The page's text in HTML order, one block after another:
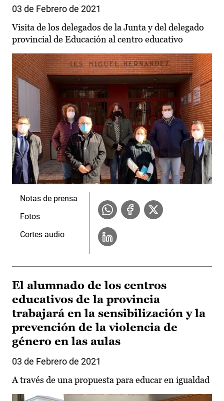
03 de Febrero de 2021
Visita de los delegados de la Junta y del delegado
provincial de Educación al centro educativo
Notas de prensa
Fotos
Cortes audio
El alumnado de los centros
educativos de la provincia
trabajará en la sensibilización y la
prevención de la violencia de
género en las aulas
03 de Febrero de 2021
A través de una propuesta para educar en igualdad